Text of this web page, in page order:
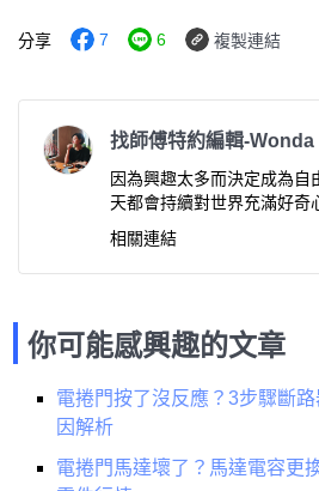
分享 7 6 複製連結
找師傅特約編輯-Wonda
因為興趣太多而決定成為自
天都會持續對世界充滿好奇
相關連結
你可能感興趣的文章
電捲門按了沒反應？3步驟斷
因解析
電捲門馬達壞了？馬達電容更